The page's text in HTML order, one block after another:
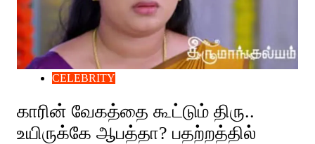
CELEBRITY
காரின் வேகத்தை கூட்டும் திரு..
உயிருக்கே ஆபத்தா? பதற்றத்தில்